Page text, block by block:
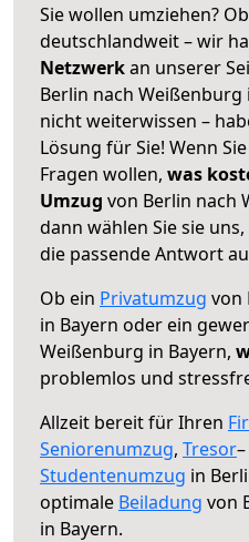
Sie wollen umziehen?
deutschlandweit – wir
Netzwerkan unserer
Berlin nach Weißenburg
nicht weiterwissen –
Lösung für Sie! Wenn
Fragen wollen, was
Umzug von Berlin nach
dann wählen Sie sie
die passende Antwort
Ob ein Privatumzug von
in Bayern oder ein
Weißenburg in Bayern,
problemlos und
Allzeit bereit für Ihren
Seniorenumzug, Tresor
Studentenumzug in
optimale Beiladung von
in Bayern.